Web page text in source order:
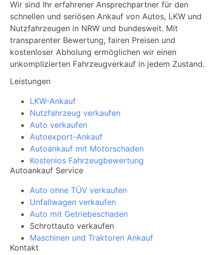
Wir sind Ihr erfahrener Ansprechpartner für den
schnellen und seriösen Ankauf von Autos, LKW und
Nutzfahrzeugen in NRW und bundesweit. Mit
transparenter Bewertung, fairen Preisen und
kostenloser Abholung ermöglichen wir einen
unkomplizierten Fahrzeugverkauf in jedem Zustand.
Leistungen
LKW-Ankauf
Nutzfahrzeug verkaufen
Auto verkaufen
Autoexport-Ankauf
Autoankauf mit Motorschaden
Kostenlos Fahrzeugbewertung
Autoankauf Service
Auto ohne TÜV verkaufen
Unfallwagen verkaufen
Auto mit Getriebeschaden
Schrottauto verkaufen
Maschinen und Traktoren Ankauf
Kontakt